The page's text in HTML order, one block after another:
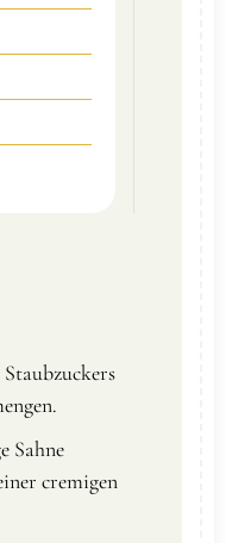
Sahne
cremigen